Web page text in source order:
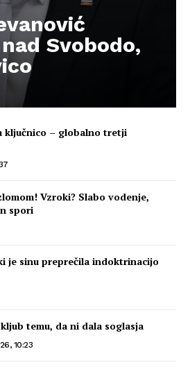
Svobodo,
ključnico – globalno tretji
Vzroki? Slabo vodenje,
spori
je sinu preprečila indoktrinacijo
temu, da ni dala soglasja
10:23